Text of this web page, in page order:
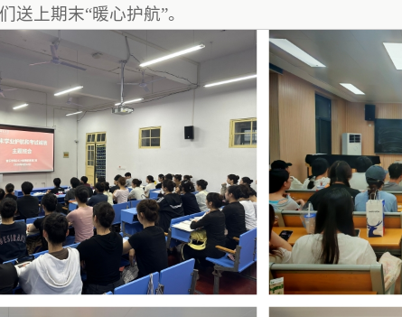
送上期末“暖心护航”。